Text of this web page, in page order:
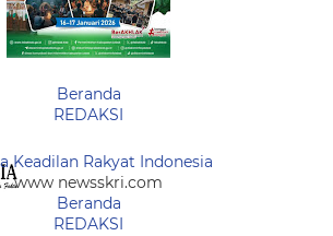
Beranda
REDAKSI
Keadilan Rakyat Indonesia
www newsskri.com
Beranda
REDAKSI